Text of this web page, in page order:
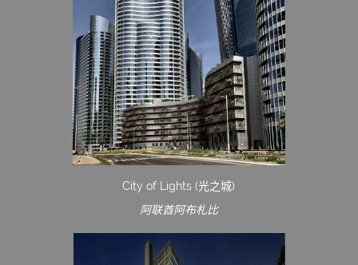
City of Lights (光之城)
阿联酋阿布札比